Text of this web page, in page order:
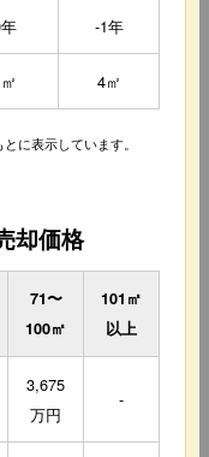
-1年
4㎡
に表示しています。
却価格
71〜
100㎡
101㎡
以上
3,675
万円
-